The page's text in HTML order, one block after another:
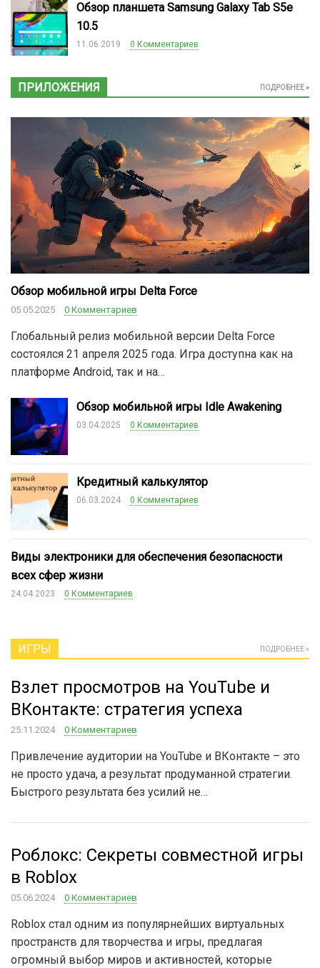
Обзор планшета Samsung Galaxy Tab S5e
10.5
11.06.2019 0 Комментариев
ПРИЛОЖЕНИЯ ПОДРОБНЕЕ »
Обзор мобильной игры Delta Force
05.05.2025 0 Комментариев
Глобальный релиз мобильной версии Delta Force
состоялся 21 апреля 2025 года. Игра доступна как на
платформе Android, так и на…
Обзор мобильной игры Idle Awakening
03.04.2025 0 Комментариев
Кредитный калькулятор
06.03.2024 0 Комментариев
Виды электроники для обеспечения безопасности
всех сфер жизни
24.04.2023 0 Комментариев
ИГРЫ ПОДРОБНЕЕ »
Взлет просмотров на YouTube и
ВКонтакте: стратегия успеха
25.11.2024 0 Комментариев
Привлечение аудитории на YouTube и ВКонтакте – это
не просто удача, а результат продуманной стратегии.
Быстрого результата без усилий не…
Роблокс: Секреты совместной игры
в Roblox
05.06.2024 0 Комментариев
Roblox стал одним из популярнейших виртуальных
пространств для творчества и игры, предлагая
огромный выбор миров и активностей, которые